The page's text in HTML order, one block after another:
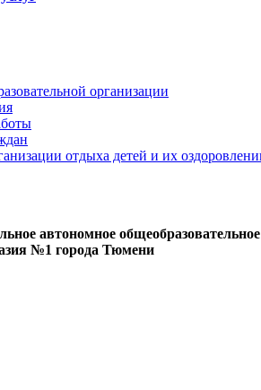
организации
отдыха детей и их
автономное общеобразовательное
№1 города Тюмени